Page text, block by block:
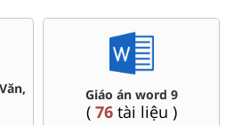
Giáo án word 9
( 76tài liệu )